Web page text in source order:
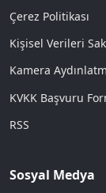
Çerez Politikası
Kişisel Verileri
Kamera
KVKK Başvuru
RSS
Sosyal Medya